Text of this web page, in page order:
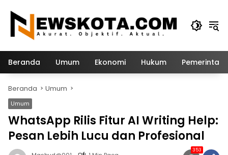
konten
Beranda Umum Ekonomi Hukum
Beranda Umum
Umum
WhatsApp Rilis Fitur AI Writing Help:
Pesan Lebih Lucu dan Profesional
353